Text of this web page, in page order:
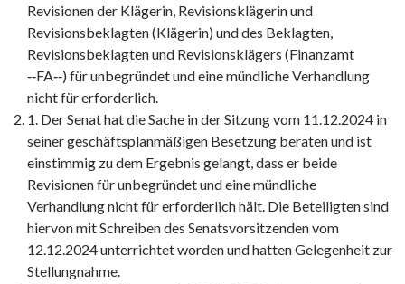
Revisionen der Klägerin, Revisionsklägerin und
Revisionsbeklagten (Klägerin) und des Beklagten,
Revisionsbeklagten und Revisionsklägers (Finanzamt
‑‑FA‑‑) für unbegründet und eine mündliche Verhandlung
nicht für erforderlich.
1. Der Senat hat die Sache in der Sitzung vom 11.12.2024 in
seiner geschäftsplanmäßigen Besetzung beraten und ist
einstimmig zu dem Ergebnis gelangt, dass er beide
Revisionen für unbegründet und eine mündliche
Verhandlung nicht für erforderlich hält. Die Beteiligten sind
hiervon mit Schreiben des Senatsvorsitzenden vom
12.12.2024 unterrichtet worden und hatten Gelegenheit zur
Stellungnahme.